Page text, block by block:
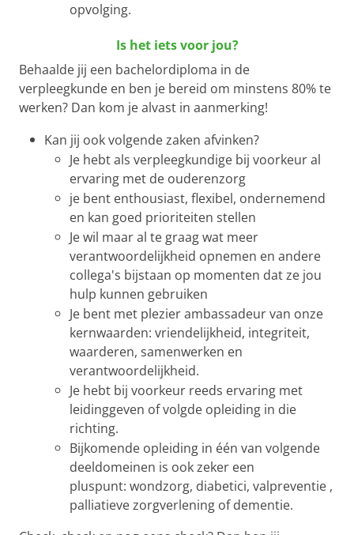
opvolging.
Is het iets voor jou?
Behaalde jij een bachelordiploma in de
verpleegkunde en ben je bereid om minstens 80% te
werken? Dan kom je alvast in aanmerking!
Kan jij ook volgende zaken afvinken?
Je hebt als verpleegkundige bij voorkeur al
ervaring met de ouderenzorg
je bent enthousiast, flexibel, ondernemend
en kan goed prioriteiten stellen
Je wil maar al te graag wat meer
verantwoordelijkheid opnemen en andere
collega's bijstaan op momenten dat ze jou
hulp kunnen gebruiken
Je bent met plezier ambassadeur van onze
kernwaarden: vriendelijkheid, integriteit,
waarderen, samenwerken en
verantwoordelijkheid.
Je hebt bij voorkeur reeds ervaring met
leidinggeven of volgde opleiding in die
richting.
Bijkomende opleiding in één van volgende
deeldomeinen is ook zeker een
pluspunt: wondzorg, diabetici, valpreventie ,
palliatieve zorgverlening of dementie.